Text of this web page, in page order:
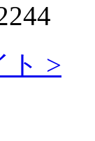
ト >